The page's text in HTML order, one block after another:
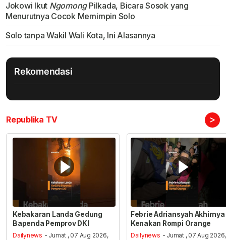
Jokowi Ikut NgomongPilkada, Bicara Sosok yang
Menurutnya Cocok Memimpin Solo
Solo tanpa Wakil Wali Kota, Ini Alasannya
Rekomendasi
Republika TV >
Kebakaran Landa Gedung
Bapenda Pemprov DKI
Dailynews - Jumat , 07 Aug 2026,
Febrie Adriansyah Akhirnya
Kenakan Rompi Orange
Dailynews - Jumat , 07 Aug 2026,